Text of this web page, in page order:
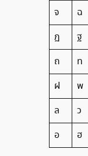
จ
ฉ
ฏ
ฐ
ถ
ท
ฝ
พ
ล
ว
อ
ฮ